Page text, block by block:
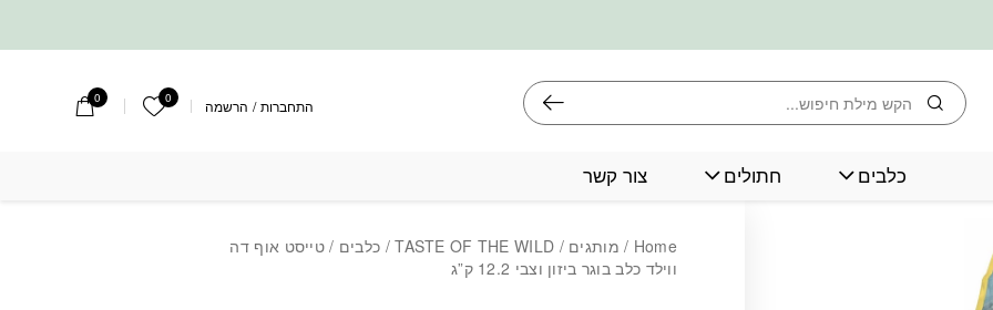
התחברות / הרשמה 0 הרשימה שלי
0 חיפוש
כלבים חתולים צור קשר
Home
/ מותגים /
TASTE OF THE WILD
/ כלבים / טייסט אוף דה
ווילד כלב בוגר ביזון וצבי 12.2 ק”ג